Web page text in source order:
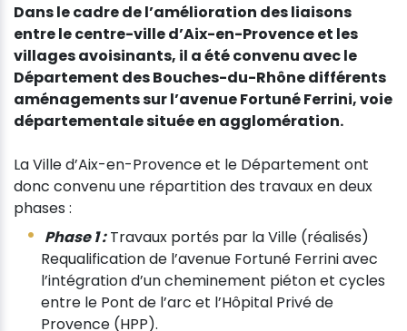
Dans le cadre de l’amélioration des liaisons
entre le centre-ville d’Aix-en-Provence et les
villages avoisinants, il a été convenu avec le
Département des Bouches-du-Rhône différents
aménagements sur l’avenue Fortuné Ferrini, voie
départementale située en agglomération.
La Ville d’Aix-en-Provence et le Département ont
donc convenu une répartition des travaux en deux
phases :
Phase 1 : Travaux portés par la Ville (réalisés)
Requalification de l’avenue Fortuné Ferrini avec
l’intégration d’un cheminement piéton et cycles
entre le Pont de l’arc et l’Hôpital Privé de
Provence (HPP).